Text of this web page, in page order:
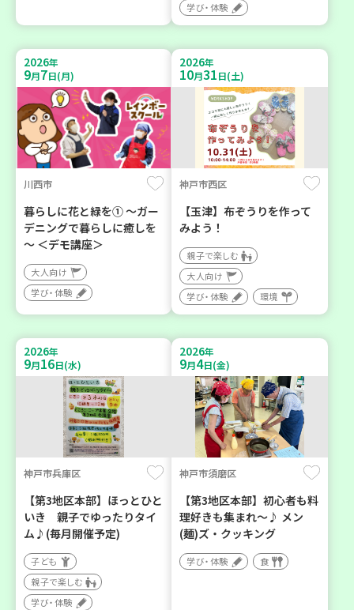
学び・体験
2026年
9月7日(月)
川西市
暮らしに花と緑を① ～ガー
デニングで暮らしに癒しを
～ ＜デモ講座＞
大人向け
学び・体験
2026年
10月31日(土)
神戸市西区
【玉津】布ぞうりを作って
みよう！
親子で楽しむ
大人向け
学び・体験
環境
2026年
9月16日(水)
神戸市兵庫区
【第3地区本部】ほっとひと
いき 親子でゆったりタイ
ム♪(毎月開催予定)
子ども
親子で楽しむ
学び・体験
2026年
9月4日(金)
神戸市須磨区
【第3地区本部】初心者も料
理好きも集まれ～♪ メン
(麺)ズ・クッキング
学び・体験 食